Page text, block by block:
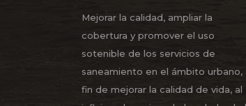
Mejorar la calidad, ampliar la
cobertura y promover el uso
sotenible de los servicios de
saneamiento en el ámbito urbano,
fin de mejorar la calidad de vida, al